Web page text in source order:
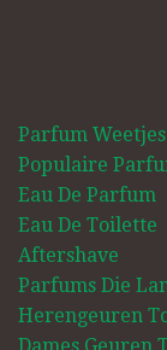
Parfum Weetjes
Populaire
Eau De Parfum
Eau De Toilette
Aftershave
Parfums Die
Herengeuren